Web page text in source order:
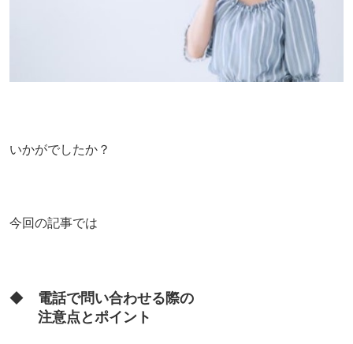
いかがでしたか？
今回の記事では
◆ 電話で問い合わせる際の
注意点とポイント